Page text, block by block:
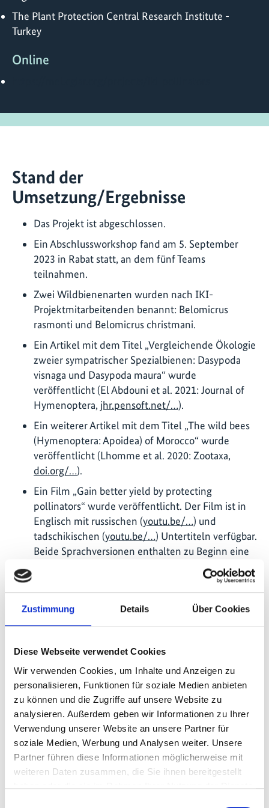
Zustimmung Details Über Cookies
Diese Webseite verwendet Cookies
Wir verwenden Cookies, um Inhalte und Anzeigen zu
personalisieren, Funktionen für soziale Medien anbieten
zu können und die Zugriffe auf unsere Website zu
analysieren. Außerdem geben wir Informationen zu Ihrer
Verwendung unserer Website an unsere Partner für
soziale Medien, Werbung und Analysen weiter. Unsere
Partner führen diese Informationen möglicherweise mit
weiteren Daten zusammen, die Sie ihnen bereitgestellt
haben oder die sie im Rahmen Ihrer Nutzung der Dienste
The Plant Protection Central Research Institute -
Turkey
Online
Stand der
Umsetzung/Ergebnisse
Das Projekt ist abgeschlossen.
Ein Abschlussworkshop fand am 5. September
2023 in Rabat statt, an dem fünf Teams
teilnahmen.
Zwei Wildbienenarten wurden nach IKI-
Projektmitarbeitenden benannt: Belomicrus
rasmonti und Belomicrus christmani.
Ein Artikel mit dem Titel „Vergleichende Ökologie
zweier sympatrischer Spezialbienen: Dasypoda
visnaga und Dasypoda maura“ wurde
veröffentlicht (El Abdouni et al. 2021: Journal of
Hymenoptera, jhr.pensoft.net/…).
Ein weiterer Artikel mit dem Titel „The wild bees
(Hymenoptera: Apoidea) of Morocco“ wurde
veröffentlicht (Lhomme et al. 2020: Zootaxa,
doi.org/…).
Ein Film „Gain better yield by protecting
pollinators“ wurde veröffentlicht. Der Film ist in
Englisch mit russischen (youtu.be/…) und
tadschikischen (youtu.be/…) Untertiteln verfügbar.
Beide Sprachversionen enthalten zu Beginn eine
Erklärung von Neimatullo Safarov (Leiter des
Nationalen Zentrums für biologische Vielfalt und
biologische Sicherheit des Komitees für
Umweltschutz; tadschikische Kontaktstelle für
das Übereinkommen über die biologische Vielfalt).
und Arabisch (youtu.be/…) veröffentlicht.
Ein Artikel mit dem Titel „Strategien zum Schutz
von Bestäubern müssen für alle Nationen machbar
sein“ wurde veröffentlicht (Christmann 2020:
Nature Ecology & Evolution,
Der Artikel „Climate change enforces to look
beyond the plant - the example of pollinators“
wurde veröffentlicht (Christmann 2019: Current
Opinion in Plant Biology,doi.org/…).